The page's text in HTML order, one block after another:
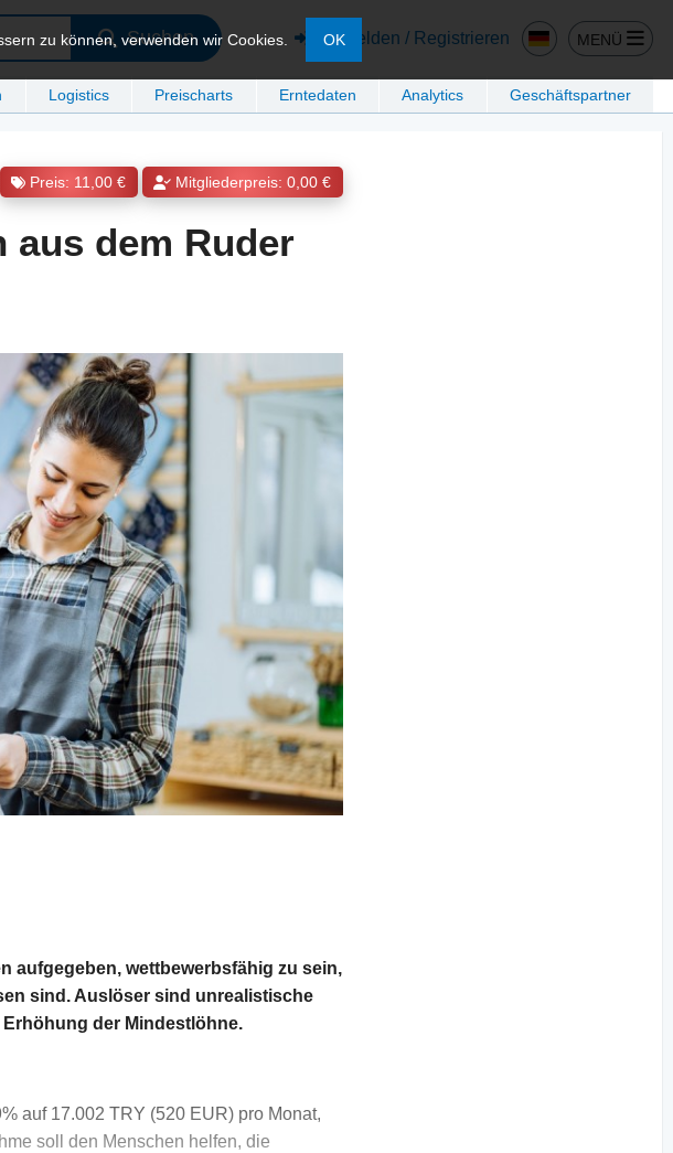
Suchen Anmelden / Registrieren MENÜ
Logistics Preischarts Erntedaten Analytics Geschäftspartner
zu können, verwenden wir Cookies. OK
Preis: 11,00 € Mitgliederpreis: 0,00 €
aus dem Ruder
aufgegeben, wettbewerbsfähig zu sein,
sind. Auslöser sind unrealistische
der Mindestlöhne.
auf 17.002 TRY (520 EUR) pro Monat,
soll den Menschen helfen, die